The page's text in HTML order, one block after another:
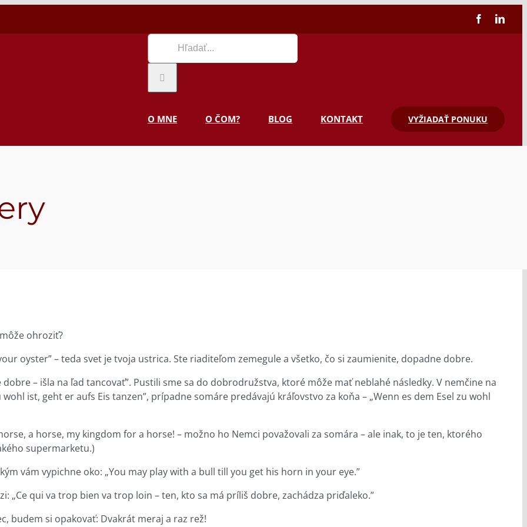
Facebook
Hľadať:
O MNE O ČOM? BLOG KONTAKT VYŽIADAŤ PONUKU
ohroziť?
oyster” – teda svet je tvoja ustrica. Ste riaditeľom zemegule a všetko, čo si zaumienite, dopadne dobre.
– išla na ľad tancovať”. Pustili sme sa do dobrodružstva, ktoré môže mať neblahé následky. V nemčine na
ist, geht er aufs Eis tanzen”, prípadne somáre predávajú kráľovstvo za koňa – „Wenn es dem Esel zu wohl
a horse, my kingdom for a horse! – možno ho Nemci považovali za somára – ale inak, to je ten, ktorého
supermarketu.)
vám vypichne oko: „You may play with a bull till you get his horn in your eye.”
„Ce qui va trop bien va trop loin – ten, kto sa má príliš dobre, zachádza priďaleko.”
budem si opakovať: Dvakrát meraj a raz rež!